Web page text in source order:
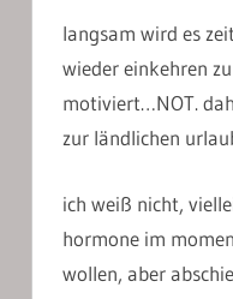
langsam wird es
wieder einkehren
motiviert…NOT.
zur ländlichen
ich weiß nicht,
hormone im
wollen, aber